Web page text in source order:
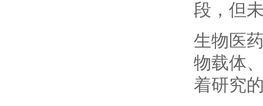
段，但
生物医
物载体
着研究